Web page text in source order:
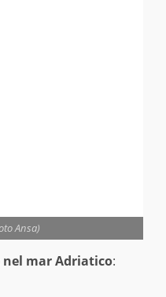
Ansa)
nel mar Adriatico: